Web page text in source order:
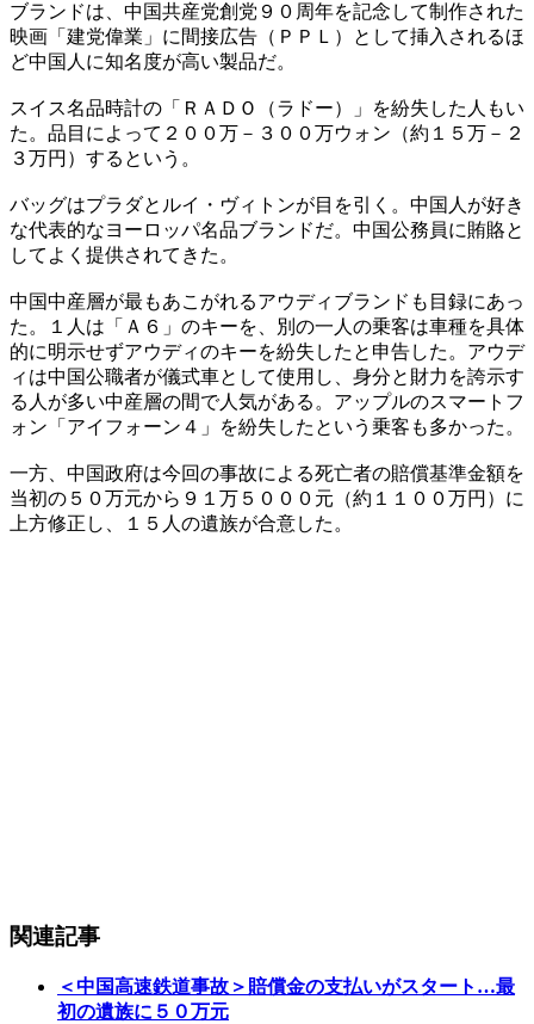
ブランドは、中国共産党創党９０周年を記念して制作された
映画「建党偉業」に間接広告（ＰＰＬ）として挿入されるほ
ど中国人に知名度が高い製品だ。
スイス名品時計の「ＲＡＤＯ（ラドー）」を紛失した人もい
た。品目によって２００万－３００万ウォン（約１５万－２
３万円）するという。
バッグはプラダとルイ・ヴィトンが目を引く。中国人が好き
な代表的なヨーロッパ名品ブランドだ。中国公務員に賄賂と
してよく提供されてきた。
中国中産層が最もあこがれるアウディブランドも目録にあっ
た。１人は「Ａ６」のキーを、別の一人の乗客は車種を具体
的に明示せずアウディのキーを紛失したと申告した。アウデ
ィは中国公職者が儀式車として使用し、身分と財力を誇示す
る人が多い中産層の間で人気がある。アップルのスマートフ
ォン「アイフォーン４」を紛失したという乗客も多かった。
一方、中国政府は今回の事故による死亡者の賠償基準金額を
当初の５０万元から９１万５０００元（約１１００万円）に
上方修正し、１５人の遺族が合意した。
関連記事
＜中国高速鉄道事故＞賠償金の支払いがスタート…最
初の遺族に５０万元